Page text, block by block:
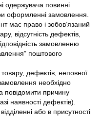
одержувача повинні
оформленні замовлення.
має право і зобов’язаний
відсутність дефектів,
замовленню
поштового
дефектів, неповної
необхідно
повідомити причину
наявності дефектів).
або в присутності